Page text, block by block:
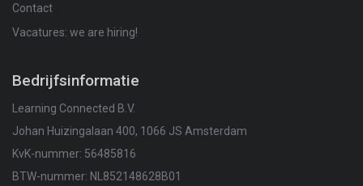
Contact
Vacatures: we are hiring!
Bedrijfsinformatie
Learning Connected B.V.
Johan Huizingalaan 400, 1066 JS Amsterdam
KvK-nummer: 56485816
BTW-nummer: NL852148628B01